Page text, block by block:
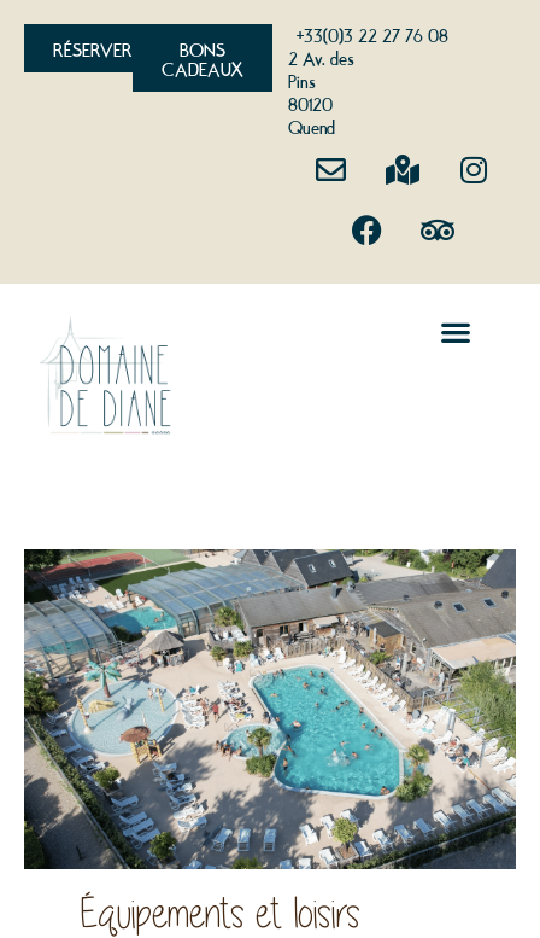
BONS
CADEAUX
+33(0)3 22 27 76 08
2 Av. des
Pins
80120
Quend
RÉSERVER
Équipements et loisirs